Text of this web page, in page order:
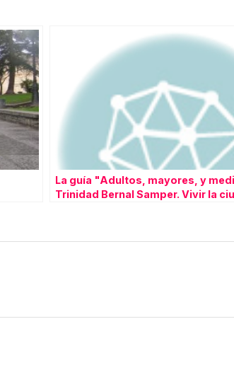
La guía "Adultos, mayores, y
Trinidad Bernal Samper. Vivir la